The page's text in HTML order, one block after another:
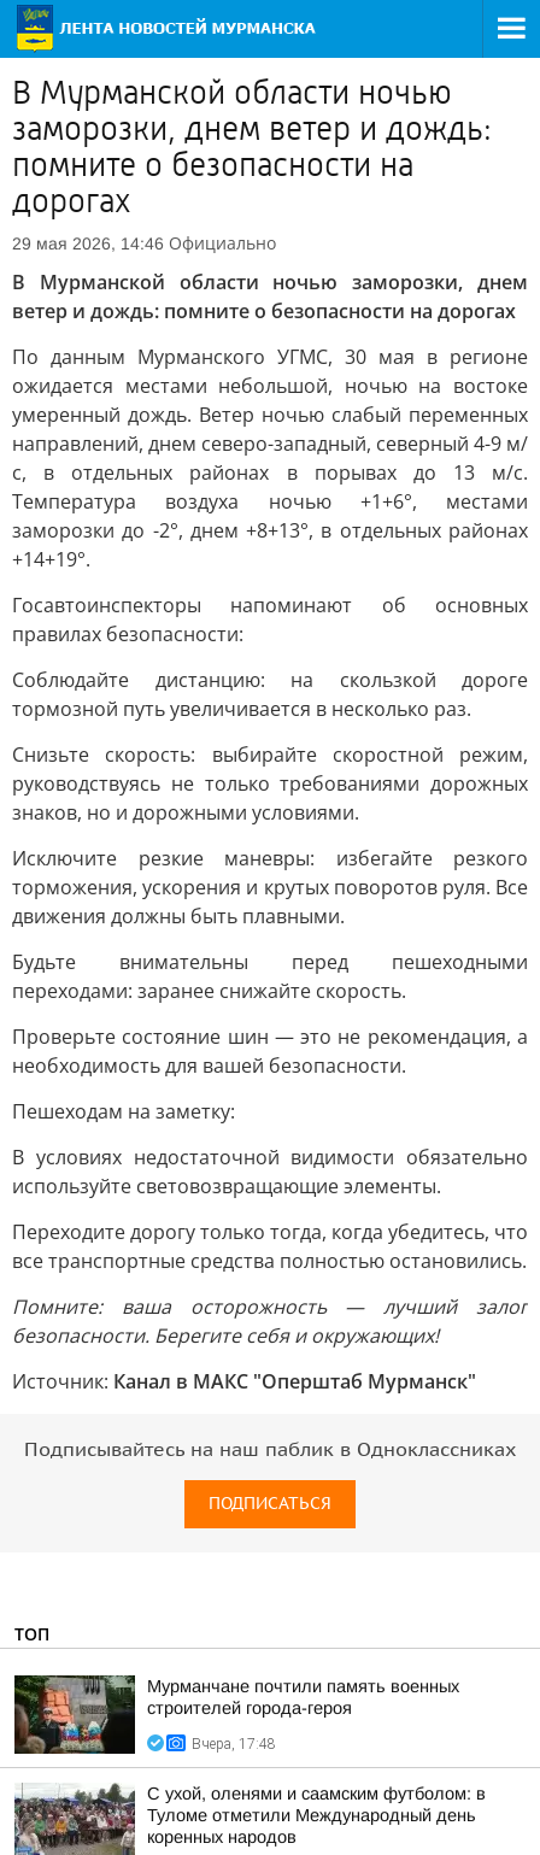
В Мурманской области ночью
заморозки, днем ветер и дождь:
помните о безопасности на
дорогах
29 мая 2026, 14:46 Официально
В Мурманской области ночью заморозки, днем
ветер и дождь: помните о безопасности на дорогах
По данным Мурманского УГМС, 30 мая в регионе
ожидается местами небольшой, ночью на востоке
умеренный дождь. Ветер ночью слабый переменных
направлений, днем северо-западный, северный 4-9 м/
с, в отдельных районах в порывах до 13 м/с.
Температура воздуха ночью +1+6°, местами
заморозки до -2°, днем +8+13°, в отдельных районах
+14+19°.
Госавтоинспекторы напоминают об основных
правилах безопасности:
Соблюдайте дистанцию: на скользкой дороге
тормозной путь увеличивается в несколько раз.
Снизьте скорость: выбирайте скоростной режим,
руководствуясь не только требованиями дорожных
знаков, но и дорожными условиями.
Исключите резкие маневры: избегайте резкого
торможения, ускорения и крутых поворотов руля. Все
движения должны быть плавными.
Будьте внимательны перед пешеходными
переходами: заранее снижайте скорость.
Проверьте состояние шин — это не рекомендация, а
необходимость для вашей безопасности.
Пешеходам на заметку:
В условиях недостаточной видимости обязательно
используйте световозвращающие элементы.
Переходите дорогу только тогда, когда убедитесь, что
все транспортные средства полностью остановились.
Помните: ваша осторожность — лучший залог
безопасности. Берегите себя и окружающих!
Источник: Канал в МАКС "Оперштаб Мурманск"
Подписывайтесь на наш паблик в Одноклассниках
ПОДПИСАТЬСЯ
ТОП
Мурманчане почтили память военных
строителей города-героя
Вчера, 17:48
С ухой, оленями и саамским футболом: в
Туломе отметили Международный день
коренных народов